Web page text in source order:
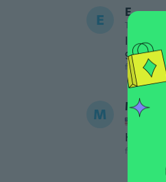
E E
Tilmeldt
It's
got it
for ca. 6 år
M Meli
Happy
for ca. 6 år